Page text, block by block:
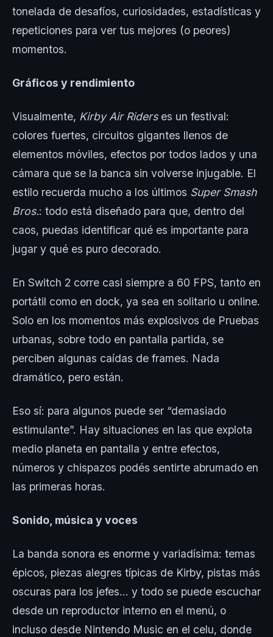
tonelada de desafíos, curiosidades, estadísticas y
repeticiones para ver tus mejores (o peores)
momentos.
Gráficos y rendimiento
Visualmente, Kirby Air Riderses un festival:
colores fuertes, circuitos gigantes llenos de
elementos móviles, efectos por todos lados y una
cámara que se la banca sin volverse injugable. El
estilo recuerda mucho a los últimos Super Smash
Bros.: todo está diseñado para que, dentro del
caos, puedas identificar qué es importante para
jugar y qué es puro decorado.
En Switch 2 corre casi siempre a 60 FPS, tanto en
portátil como en dock, ya sea en solitario u online.
Solo en los momentos más explosivos de Pruebas
urbanas, sobre todo en pantalla partida, se
perciben algunas caídas de frames. Nada
dramático, pero están.
Eso sí: para algunos puede ser “demasiado
estimulante”. Hay situaciones en las que explota
medio planeta en pantalla y entre efectos,
números y chispazos podés sentirte abrumado en
las primeras horas.
Sonido, música y voces
La banda sonora es enorme y variadísima: temas
épicos, piezas alegres típicas de Kirby, pistas más
oscuras para los jefes… y todo se puede escuchar
desde un reproductor interno en el menú, o
incluso desde Nintendo Music en el celu, donde